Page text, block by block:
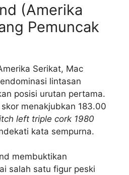
(Amerika
Pemuncak
Serikat, Mac
lintasan
posisi urutan pertama.
menakjubkan 183.00
left triple cork 1980
kata sempurna.
membuktikan
salah satu figur peski